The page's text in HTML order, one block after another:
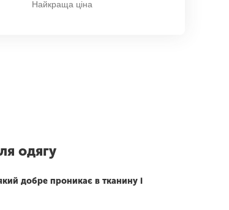
Найкраща ціна
одягу
добре проникає в тканину і